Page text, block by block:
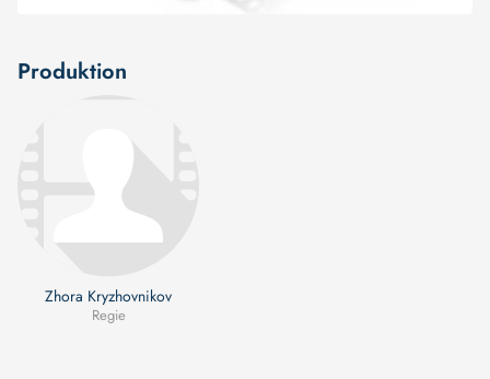
Produktion
Zhora Kryzhovnikov
Regie